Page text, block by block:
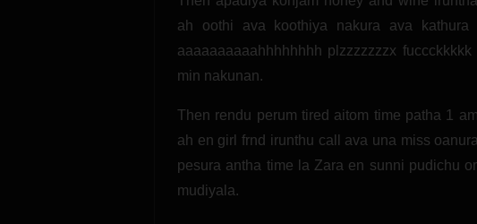
ah oothi ava koothiya nakura ava kathura
aaaaaaaaaahhhhhhhh plzzzzzzzx
min nakunan.
Then rendu perum tired aitom time patha 1
ah en girl frnd irunthu call ava una miss
pesura antha time la Zara en sunni pudichu
mudiyala.